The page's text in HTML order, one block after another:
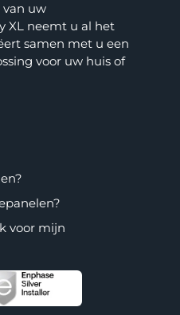
van uw
XL neemt u al het
samen met u een
voor uw huis of
voor mijn